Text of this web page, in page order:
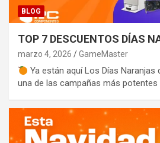
BLOG
TOP 7 DESCUENTOS DÍAS
marzo 4, 2026 GameMaster
Ya están aquí Los Días Naranjas
una de las campañas más potentes